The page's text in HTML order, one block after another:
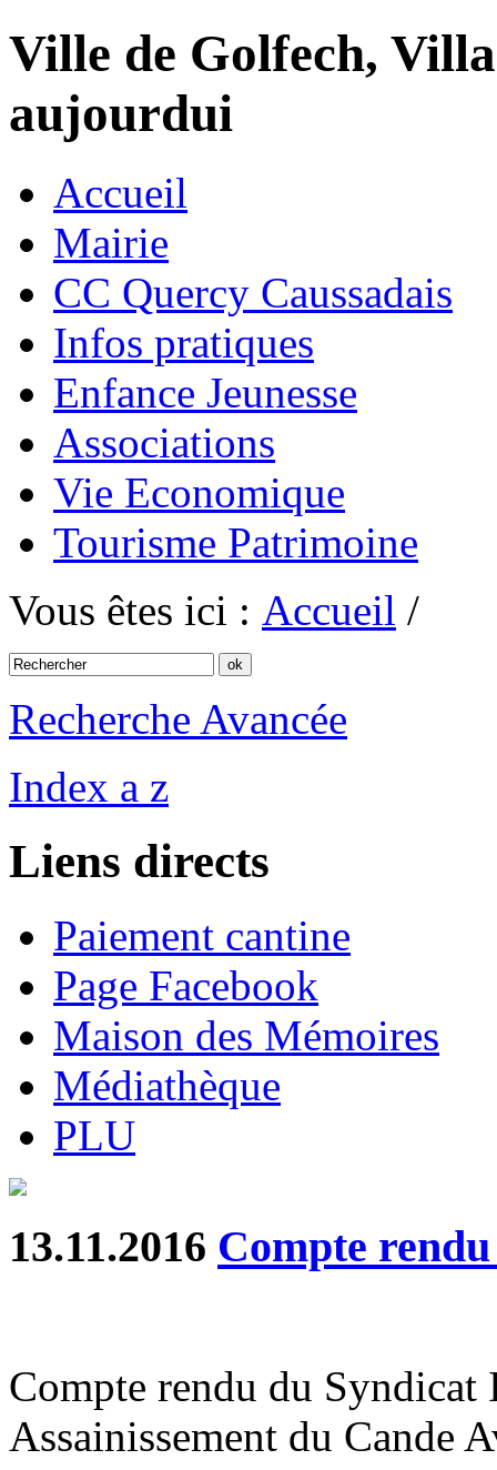
Ville de Golfech,
aujourdui
Accueil
Mairie
CC Quercy Caussadais
Infos pratiques
Enfance Jeunesse
Associations
Vie Economique
Tourisme Patrimoine
Vous êtes ici : Accueil /
Recherche Avancée
Index a z
Liens directs
Paiement cantine
Page Facebook
Maison des Mémoires
Médiathèque
PLU
13.11.2016 Compte
Compte rendu du Syndicat
Assainissement du Cande